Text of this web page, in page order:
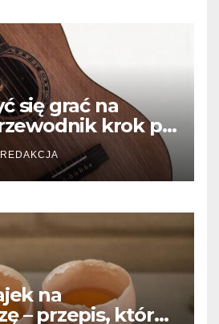
się grać na
krok po
REDAKCJA
na
– przepis, który